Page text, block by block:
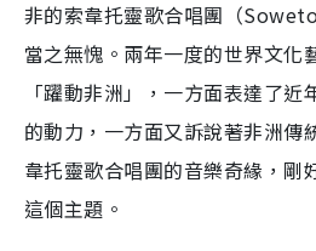
非的索韋托靈歌合唱團（
當之無愧。兩年一度的世界文化
「躍動非洲」，一方面表達了
的動力，一方面又訴說著非洲傳
韋托靈歌合唱團的音樂奇緣，剛
這個主題。